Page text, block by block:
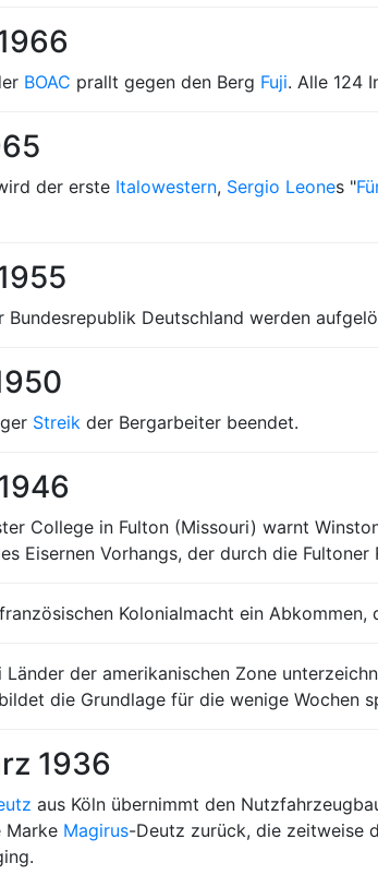
BOAC prallt gegen den Berg Fuji. Alle 124
der erste Italowestern, Sergio Leones "
Deutschland werden
Streik der Bergarbeiter beendet.
College in Fulton (Missouri) warnt
Eisernen Vorhangs, der durch die
Kolonialmacht ein
der amerikanischen Zone
die Grundlage für die wenige Wochen
1936
aus Köln übernimmt den
Marke Magirus-Deutz zurück, die zeitweise